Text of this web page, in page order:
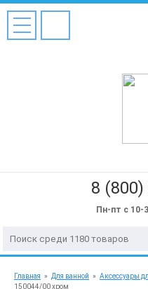
8
Пн-пт с 10-
Главная » Для ванной » Аксессуары
150044/00 хром